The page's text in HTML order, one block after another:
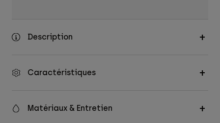
Description
Caractéristiques
Matériaux & Entretien